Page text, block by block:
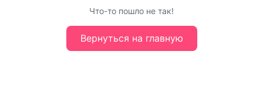
Что-то пошло не так!
Вернуться на главную